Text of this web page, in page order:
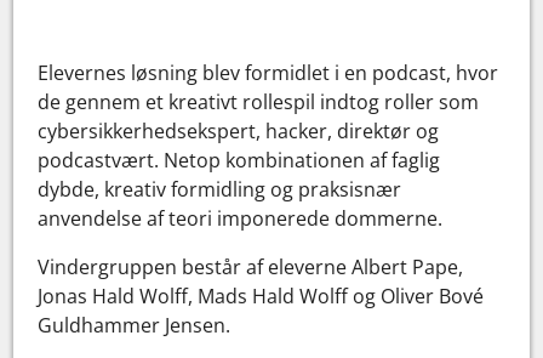
Elevernes løsning blev formidlet i en podcast, hvor
de gennem et kreativt rollespil indtog roller som
cybersikkerhedsekspert, hacker, direktør og
podcastvært. Netop kombinationen af faglig
dybde, kreativ formidling og praksisnær
anvendelse af teori imponerede dommerne.
Vindergruppen består af eleverne Albert Pape,
Jonas Hald Wolff, Mads Hald Wolff og Oliver Bové
Guldhammer Jensen.